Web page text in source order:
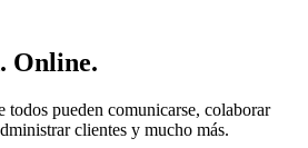
Online.
pueden comunicarse, colaborar
clientes y mucho más.